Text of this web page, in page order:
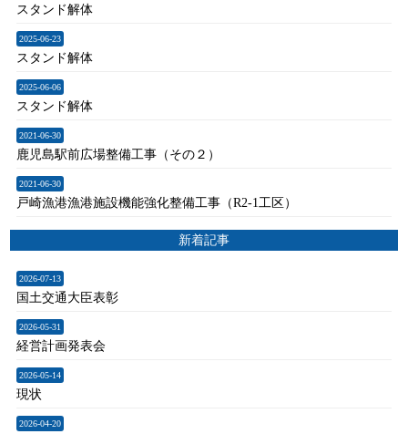
スタンド解体
2025-06-23
スタンド解体
2025-06-06
スタンド解体
2021-06-30
鹿児島駅前広場整備工事（その２）
2021-06-30
戸崎漁港漁港施設機能強化整備工事（R2-1工区）
新着記事
2026-07-13
国土交通大臣表彰
2026-05-31
経営計画発表会
2026-05-14
現状
2026-04-20